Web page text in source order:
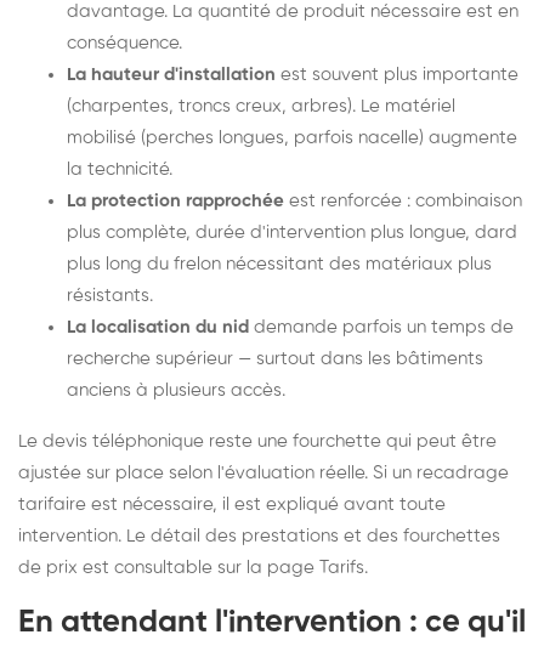
davantage. La quantité de produit nécessaire est en
conséquence.
La hauteur d'installation est souvent plus importante
(charpentes, troncs creux, arbres). Le matériel
mobilisé (perches longues, parfois nacelle) augmente
la technicité.
La protection rapprochée est renforcée : combinaison
plus complète, durée d'intervention plus longue, dard
plus long du frelon nécessitant des matériaux plus
résistants.
La localisation du nid demande parfois un temps de
recherche supérieur — surtout dans les bâtiments
anciens à plusieurs accès.
Le devis téléphonique reste une fourchette qui peut être
ajustée sur place selon l'évaluation réelle. Si un recadrage
tarifaire est nécessaire, il est expliqué avant toute
intervention. Le détail des prestations et des fourchettes
de prix est consultable sur la page Tarifs.
En attendant l'intervention : ce qu'il